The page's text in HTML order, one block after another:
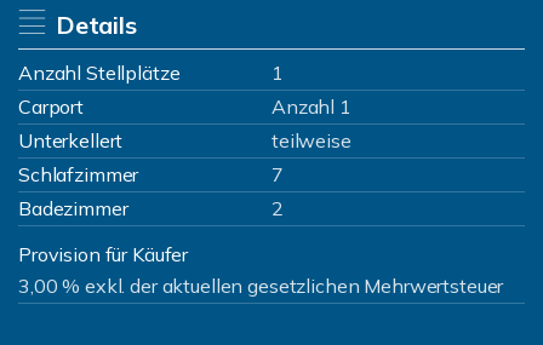
Details
Anzahl Stellplätze
1
Carport
Anzahl 1
Unterkellert
teilweise
Schlafzimmer
7
Badezimmer
2
Provision für Käufer
3,00 % exkl. der aktuellen gesetzlichen Mehrwertsteuer